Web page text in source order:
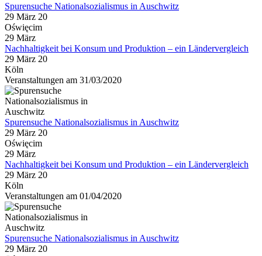
Spurensuche Nationalsozialismus in Auschwitz
29 März 20
Oświęcim
29 März
Nachhaltigkeit bei Konsum und Produktion – ein Ländervergleich
29 März 20
Köln
Veranstaltungen am 31/03/2020
Spurensuche Nationalsozialismus in Auschwitz
29 März 20
Oświęcim
29 März
Nachhaltigkeit bei Konsum und Produktion – ein Ländervergleich
29 März 20
Köln
Veranstaltungen am 01/04/2020
Spurensuche Nationalsozialismus in Auschwitz
29 März 20